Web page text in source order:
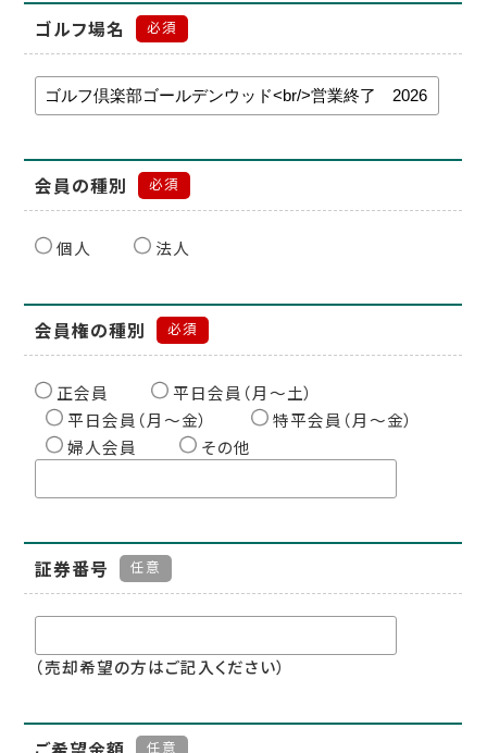
ゴルフ場名 必須
会員の種別 必須
個人 法人
会員権の種別 必須
正会員
平日会員（月〜土）
平日会員（月〜金）
特平会員（月〜金）
婦人会員
その他
証券番号 任意
（売却希望の方はご記入ください）
任意